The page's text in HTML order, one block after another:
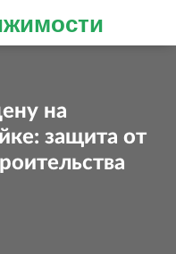
на
защита от